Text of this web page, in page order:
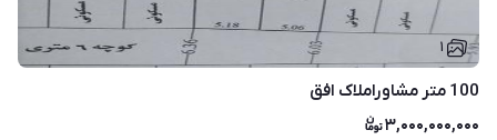
۱
100 متر مشاوراملاک افق
۳,۰۰۰,۰۰۰,۰۰۰